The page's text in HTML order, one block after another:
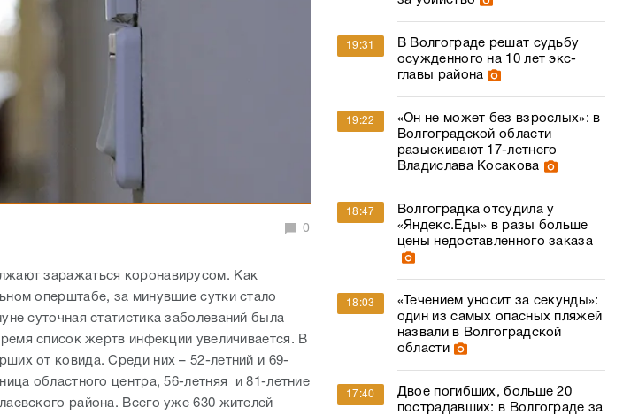
0
заражаться коронавирусом. Как
оперштабе, за минувшие сутки стало
суточная статистика заболеваний была
список жертв инфекции увеличивается. В
от ковида. Среди них – 52-летний и 69-
областного центра, 56-летняя и 81-летние
района. Всего уже 630 жителей
19:31
В Волгограде решат судьбу
осужденного на 10 лет экс-
главы района
19:22
«Он не может без взрослых»: в
Волгоградской области
разыскивают 17-летнего
Владислава Косакова
18:47
Волгоградка отсудила у
«Яндекс.Еды» в разы больше
цены недоставленного заказа
18:03
«Течением уносит за секунды»:
один из самых опасных пляжей
назвали в Волгоградской
области
17:40
Двое погибших, больше 20
пострадавших: в Волгограде за